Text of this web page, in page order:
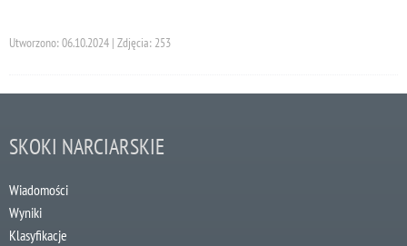
Utworzono: 06.10.2024 | Zdjęcia: 253
SKOKI NARCIARSKIE
Wiadomości
Wyniki
Klasyfikacje